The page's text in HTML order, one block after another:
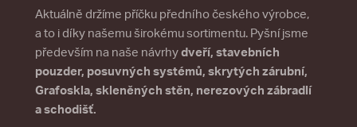
Aktuálně držíme příčku předního českého výrobce,
a to i díky našemu širokému sortimentu. Pyšní jsme
především na naše návrhy dveří, stavebních
pouzder, posuvných systémů, skrytých zárubní,
Grafoskla, skleněných stěn, nerezových zábradlí
a schodišť.